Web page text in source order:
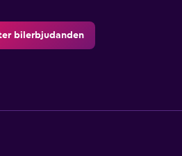
bilerbjudanden